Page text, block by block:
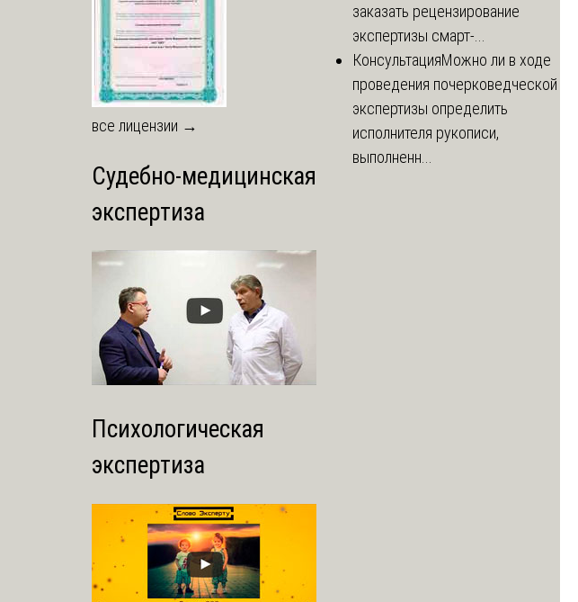
все лицензии →
Судебно-медицинская
экспертиза
Психологическая
экспертиза
заказать рецензирование
экспертизы смарт-...
КонсультацияМожно ли в ходе
проведения почерковедческой
экспертизы определить
исполнителя рукописи,
выполненн...